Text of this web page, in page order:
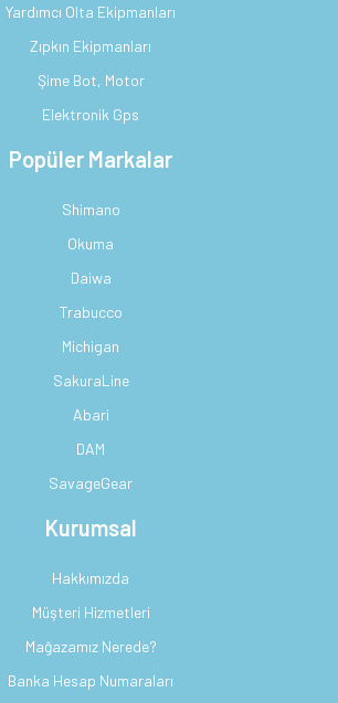
Yardımcı Olta Ekipmanları
Zıpkın Ekipmanları
Şime Bot, Motor
Elektronik Gps
Popüler Markalar
Shimano
Okuma
Daiwa
Trabucco
Michigan
SakuraLine
Abari
DAM
SavageGear
Kurumsal
Hakkımızda
Müşteri Hizmetleri
Mağazamız Nerede?
Banka Hesap Numaraları